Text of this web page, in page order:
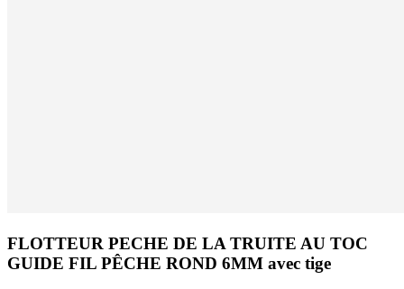
FLOTTEUR PECHE DE LA TRUITE AU TOC
GUIDE FIL PÊCHE ROND 6MM avec tige